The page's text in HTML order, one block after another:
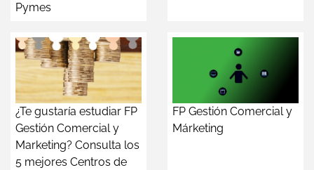
Pymes
¿Te gustaría estudiar FP
Gestión Comercial y
Marketing? Consulta los
5 mejores Centros de
FP Gestión Comercial y
Márketing